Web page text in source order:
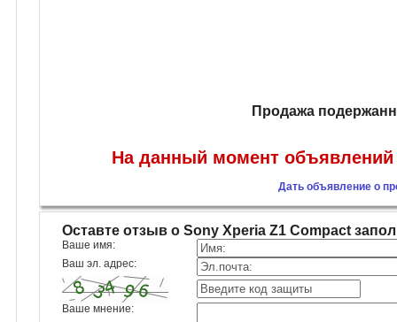
Продажа
На данный момент объявлений
Дать объявление о
Оставте отзыв о Sony Xperia Z1 Compact
Ваше имя:
Ваш эл. адрес:
Ваше мнение: